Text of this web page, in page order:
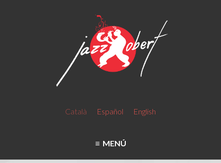
Català Español English
MENÚ